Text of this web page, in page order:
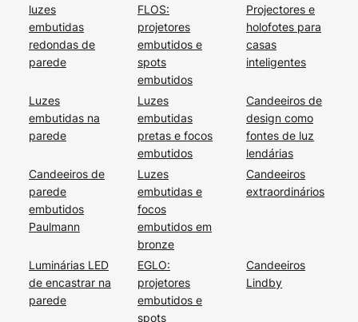
luzes
embutidas
redondas de
parede
FLOS:
projetores
embutidos e
spots
embutidos
Projectores e
holofotes para
casas
inteligentes
Luzes
embutidas na
parede
Luzes
embutidas
pretas e focos
embutidos
Candeeiros de
design como
fontes de luz
lendárias
Candeeiros de
parede
embutidos
Paulmann
Luzes
embutidas e
focos
embutidos em
bronze
Candeeiros
extraordinários
Luminárias LED
de encastrar na
parede
EGLO:
projetores
embutidos e
spots
Candeeiros
Lindby